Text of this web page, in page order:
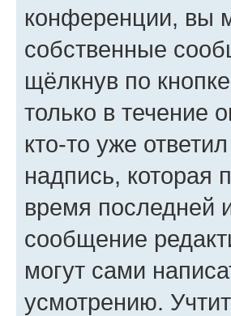
конференции, вы
собственные
щёлкнув по кнопке
только в течение
кто-то уже
надпись, которая
время последней
сообщение
могут сами
усмотрению.